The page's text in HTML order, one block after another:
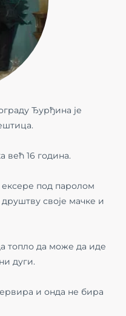
Ђурђина је
већ 16 година.
под паролом
своје мачке и
топло да може да иде
дуги.
и онда не бира